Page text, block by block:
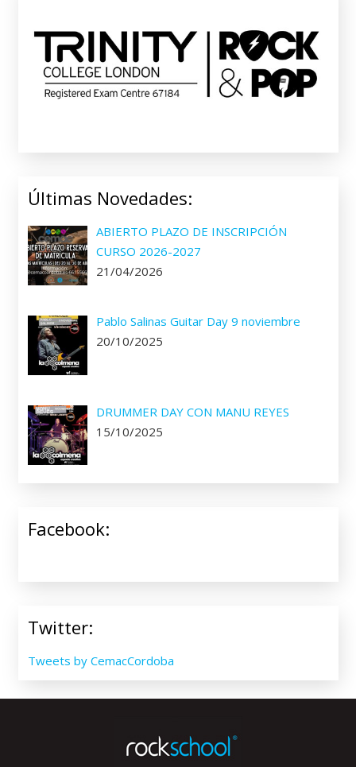
Últimas Novedades:
ABIERTO PLAZO DE INSCRIPCIÓN
CURSO 2026-2027
21/04/2026
Pablo Salinas Guitar Day 9 noviembre
20/10/2025
DRUMMER DAY CON MANU REYES
15/10/2025
Facebook:
Twitter:
Tweets by CemacCordoba